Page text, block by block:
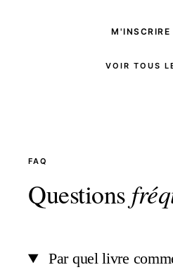
VOIR TOUS
FAQ
Questions
Par quel livre